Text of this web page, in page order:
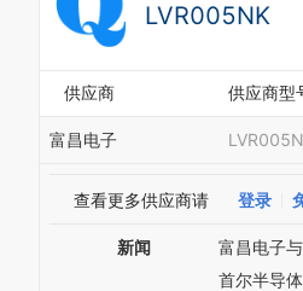
LVR005NK
供应商 供应商型
富昌电子
查看更多供应商请 登录
新闻
富昌电子
首尔半导